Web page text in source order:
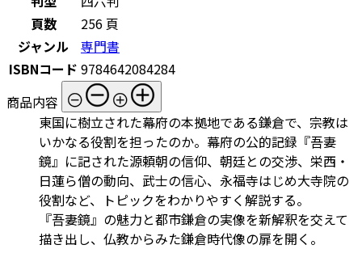
頁数
256 頁
ジャンル
専門書
ISBNコード 9784642084284
商品内容
東国に樹立された幕府の本拠地である鎌倉で、宗教は
いかなる役割を担ったのか。幕府の公的記録『吾妻
鏡』に記された源頼朝の信仰、朝廷との交渉、栄西・
日蓮ら僧の動向、武士の信心、永福寺はじめ大寺院の
役割など、トピックをわかりやすく解説する。
『吾妻鏡』の魅力と都市鎌倉の実像を新解釈を交えて
描き出し、仏教からみた鎌倉時代像の扉を開く。